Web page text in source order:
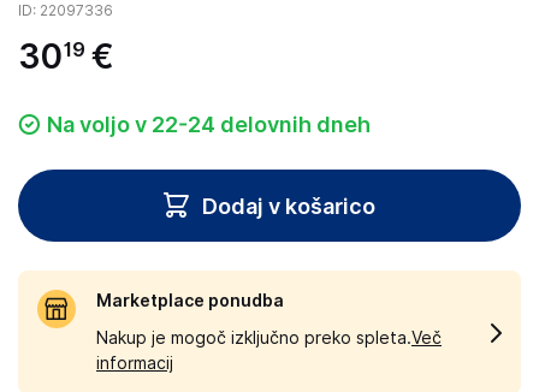
ID: 22097336
3019 €
Na voljo v 22-24 delovnih dneh
Dodaj v košarico
Marketplace ponudba
Nakup je mogoč izključno preko spleta.Več
informacij